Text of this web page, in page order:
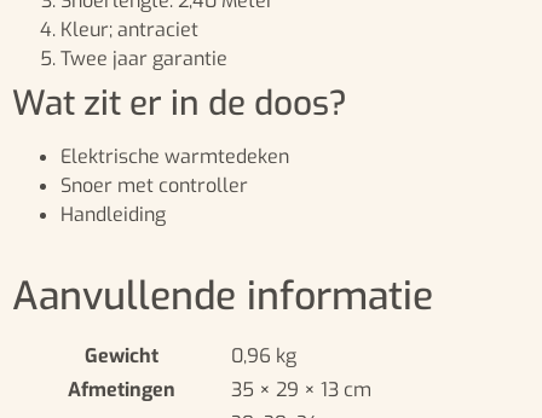
Kleur; antraciet
Twee jaar garantie
Wat zit er in de doos?
Elektrische warmtedeken
Snoer met controller
Handleiding
Aanvullende informatie
Gewicht
0,96 kg
Afmetingen
35 × 29 × 13 cm